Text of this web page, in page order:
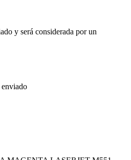
y será considerada por un
enviado